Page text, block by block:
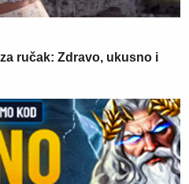
ručak: Zdravo, ukusno i